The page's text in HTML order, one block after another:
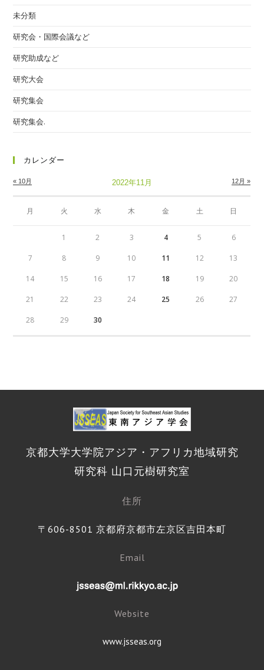
未分類
研究会・国際会議など
研究助成など
研究大会
研究集会
研究集会.
カレンダー
2022年11月
月 火 水 木 金 土 日
« 10月 12月 »
1 2 3 4 5 6
7 8 9 10 11 12 13
14 15 16 17 18 19 20
21 22 23 24 25 26 27
28 29 30
京都大学大学院アジア・アフリカ地域研究
研究科 山口元樹研究室
住所
〒606-8501 京都府京都市左京区吉田本町
Email
Website
www.jsseas.org